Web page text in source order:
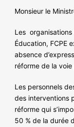
Monsieur le
Les organisations
Éducation, FCPE
absence
réforme de la
Les personnels
des interventions
réforme qui
50 % de la durée